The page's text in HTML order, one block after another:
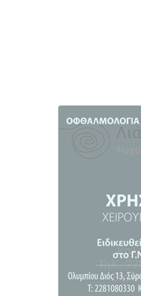
πάλι σε ισχύ τη
Κυριακής, 9
6 ώρες 43 λεπτά πρίν
«Στάχτη»
7 ώρες 26 λεπτά πρίν